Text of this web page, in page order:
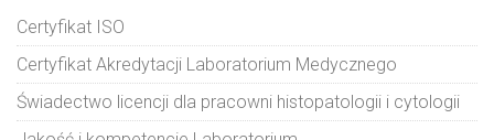
Certyfikat ISO
Certyfikat Akredytacji Laboratorium Medycznego
Świadectwo licencji dla pracowni histopatologii i cytologii